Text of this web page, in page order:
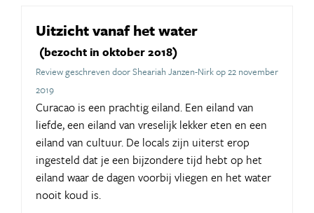
Uitzicht vanaf het water
(bezocht in oktober 2018)
Review geschreven door Sheariah Janzen-Nirk op 22 november
2019
Curacao is een prachtig eiland. Een eiland van
liefde, een eiland van vreselijk lekker eten en een
eiland van cultuur. De locals zijn uiterst erop
ingesteld dat je een bijzondere tijd hebt op het
eiland waar de dagen voorbij vliegen en het water
nooit koud is.